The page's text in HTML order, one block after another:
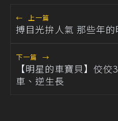
← 上一篇
搏目光拚人氣 那些年
下一篇 →
【明星的車寶貝】佼
車、逆生長